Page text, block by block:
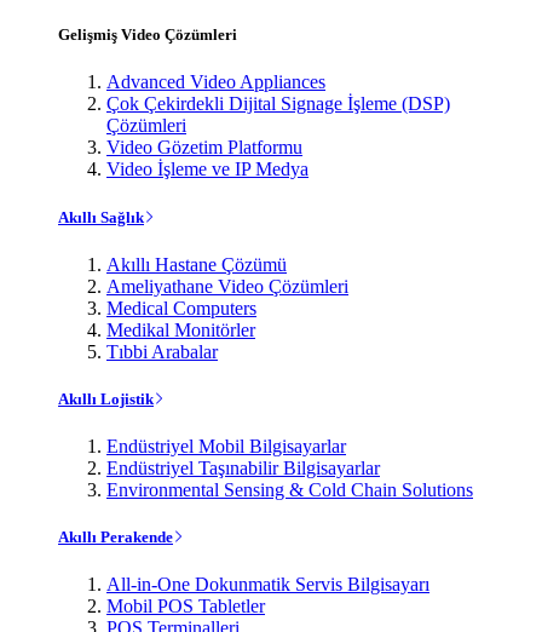
Gelişmiş Video Çözümleri
Advanced Video Appliances
Çok Çekirdekli Dijital Signage İşleme (DSP)
Çözümleri
Video Gözetim Platformu
Video İşleme ve IP Medya
Akıllı Sağlık
Akıllı Hastane Çözümü
Ameliyathane Video Çözümleri
Medical Computers
Medikal Monitörler
Tıbbi Arabalar
Akıllı Lojistik
Endüstriyel Mobil Bilgisayarlar
Endüstriyel Taşınabilir Bilgisayarlar
Environmental Sensing & Cold Chain Solutions
Akıllı Perakende
All-in-One Dokunmatik Servis Bilgisayarı
Mobil POS Tabletler